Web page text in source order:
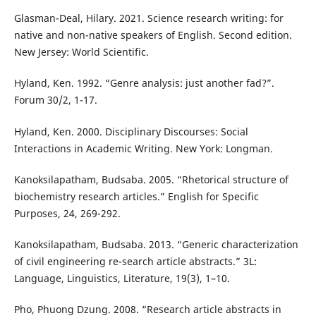
Glasman-Deal, Hilary. 2021. Science research writing: for
native and non-native speakers of English. Second edition.
New Jersey: World Scientific.
Hyland, Ken. 1992. “Genre analysis: just another fad?”.
Forum 30/2, 1-17.
Hyland, Ken. 2000. Disciplinary Discourses: Social
Interactions in Academic Writing. New York: Longman.
Kanoksilapatham, Budsaba. 2005. “Rhetorical structure of
biochemistry research articles.” English for Specific
Purposes, 24, 269-292.
Kanoksilapatham, Budsaba. 2013. “Generic characterization
of civil engineering re-search article abstracts.” 3L:
Language, Linguistics, Literature, 19(3), 1–10.
Pho, Phuong Dzung. 2008. “Research article abstracts in